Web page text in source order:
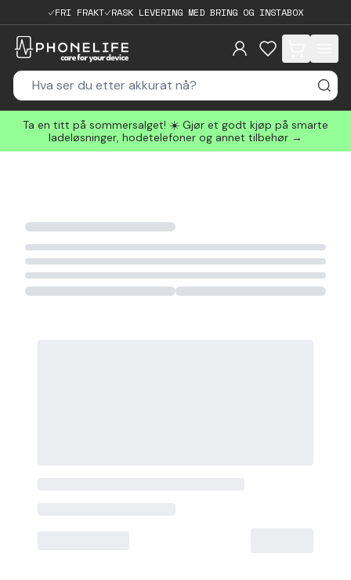
FRI FRAKT RASK LEVERING MED BRING OG INSTABOX
items in cart,
Ta en titt på sommersalget! ☀️ Gjør et godt kjøp på smarte
ladeløsninger, hodetelefoner og annet tilbehør →